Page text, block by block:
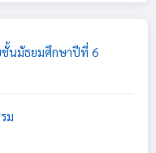
ชั้นมัธยมศึกษาปีที่ 6
ม